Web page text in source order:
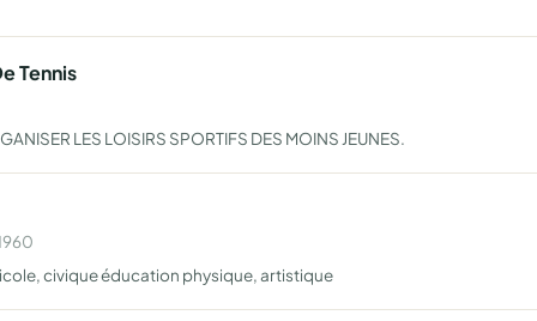
Tennis
LES LOISIRS SPORTIFS DES MOINS JEUNES.
civique éducation physique, artistique